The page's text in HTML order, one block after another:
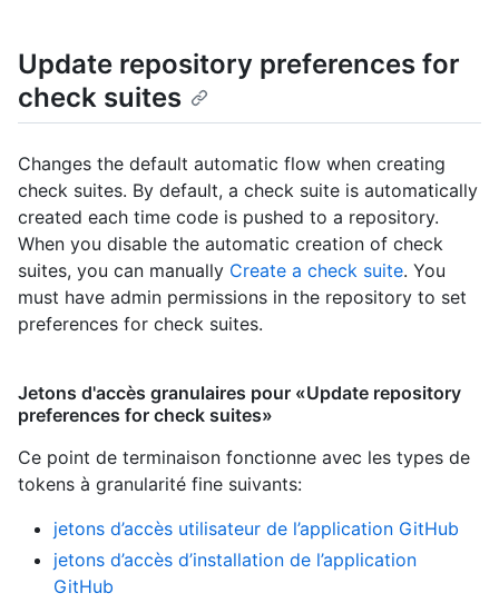
Update repository preferences for
check suites
Changes the default automatic flow when creating
check suites. By default, a check suite is automatically
created each time code is pushed to a repository.
When you disable the automatic creation of check
suites, you can manually Create a check suite. You
must have admin permissions in the repository to set
preferences for check suites.
Jetons d'accès granulaires pour «Update repository
preferences for check suites»
Ce point de terminaison fonctionne avec les types de
tokens à granularité fine suivants:
jetons d’accès utilisateur de l’application GitHub
jetons d’accès d’installation de l’application
GitHub